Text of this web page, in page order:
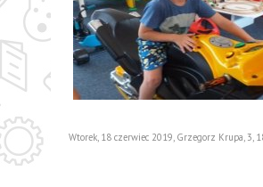
Wtorek, 18 czerwiec 2019, Grzegorz Krupa, 3,